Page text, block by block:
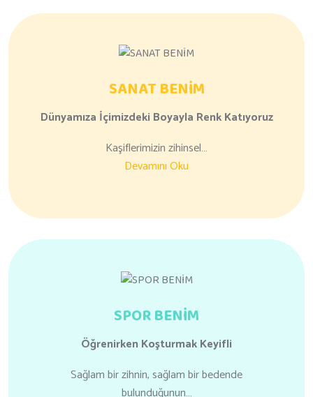
SANAT BENİM
Dünyamıza İçimizdeki Boyayla Renk Katıyoruz
Kaşiflerimizin zihinsel…
Devamını Oku
SPOR BENİM
Öğrenirken Koşturmak Keyifli
Sağlam bir zihnin, sağlam bir bedende
bulunduğunun…